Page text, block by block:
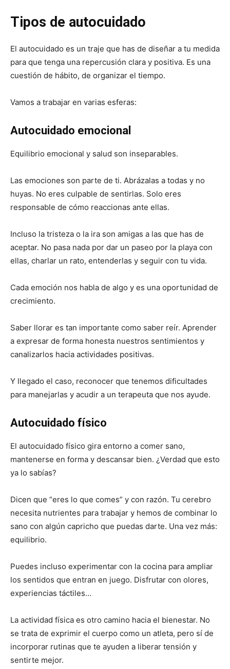
Tipos de autocuidado
El autocuidado es un traje que has de diseñar a tu medida
para que tenga una repercusión clara y positiva. Es una
cuestión de hábito, de organizar el tiempo.
Vamos a trabajar en varias esferas:
Autocuidado emocional
Equilibrio emocional y salud son inseparables.
Las emociones son parte de ti. Abrázalas a todas y no
huyas. No eres culpable de sentirlas. Solo eres
responsable de cómo reaccionas ante ellas.
Incluso la tristeza o la ira son amigas a las que has de
aceptar. No pasa nada por dar un paseo por la playa con
ellas, charlar un rato, entenderlas y seguir con tu vida.
Cada emoción nos habla de algo y es una oportunidad de
crecimiento.
Saber llorar es tan importante como saber reír. Aprender
a expresar de forma honesta nuestros sentimientos y
canalizarlos hacia actividades positivas.
Y llegado el caso, reconocer que tenemos dificultades
para manejarlas y acudir a un terapeuta que nos ayude.
Autocuidado físico
El autocuidado físico gira entorno a comer sano,
mantenerse en forma y descansar bien. ¿Verdad que esto
ya lo sabías?
Dicen que “eres lo que comes” y con razón. Tu cerebro
necesita nutrientes para trabajar y hemos de combinar lo
sano con algún capricho que puedas darte. Una vez más:
equilibrio.
Puedes incluso experimentar con la cocina para ampliar
los sentidos que entran en juego. Disfrutar con olores,
experiencias táctiles…
La actividad física es otro camino hacia el bienestar. No
se trata de exprimir el cuerpo como un atleta, pero sí de
incorporar rutinas que te ayuden a liberar tensión y
sentirte mejor.